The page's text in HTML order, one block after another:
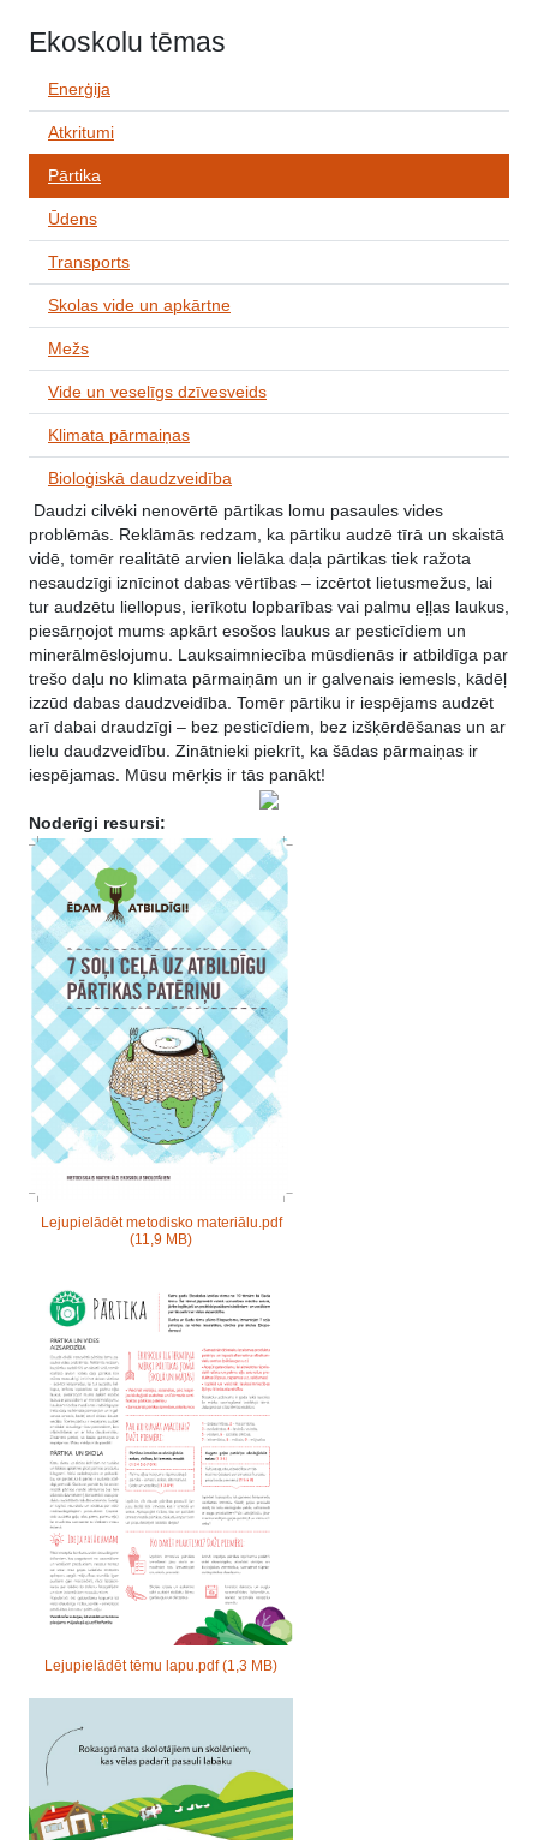
Ekoskolu tēmas
Enerģija
Atkritumi
Pārtika
Ūdens
Transports
Skolas vide un apkārtne
Mežs
Vide un veselīgs dzīvesveids
Klimata pārmaiņas
Bioloģiskā daudzveidība
Daudzi cilvēki nenovērtē pārtikas lomu pasaules vides
problēmās. Reklāmās redzam, ka pārtiku audzē tīrā un skaistā
vidē, tomēr realitātē arvien lielāka daļa pārtikas tiek ražota
nesaudzīgi iznīcinot dabas vērtības – izcērtot lietusmežus, lai
tur audzētu liellopus, ierīkotu lopbarības vai palmu eļļas laukus,
piesārņojot mums apkārt esošos laukus ar pesticīdiem un
minerālmēslojumu. Lauksaimniecība mūsdienās ir atbildīga par
trešo daļu no klimata pārmaiņām un ir galvenais iemesls, kādēļ
izzūd dabas daudzveidība. Tomēr pārtiku ir iespējams audzēt
arī dabai draudzīgi – bez pesticīdiem, bez izšķērdēšanas un ar
lielu daudzveidību. Zinātnieki piekrīt, ka šādas pārmaiņas ir
iespējamas. Mūsu mērķis ir tās panākt!
Noderīgi resursi:
Lejupielādēt metodisko materiālu.pdf
(11,9 MB)
Lejupielādēt tēmu lapu.pdf (1,3 MB)